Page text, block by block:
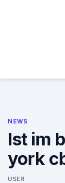
NEWS
Ist im
york
USER